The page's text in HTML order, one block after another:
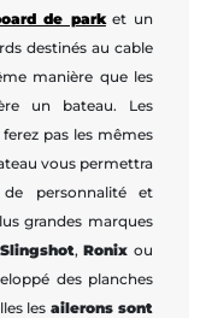
de parket un
destinés au cable
manière que les
un bateau. Les
pas les mêmes
vous permettra
personnalité et
grandes marques
Slingshot,Ronix ou
des planches
les ailerons sont